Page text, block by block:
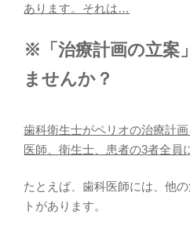
あります。それは…
※「治療計画の立案
ませんか？
歯科衛生士がペリオの治療計
医師、衛生士、患者の3者全員
たとえば、歯科医師には、他
トがあります。